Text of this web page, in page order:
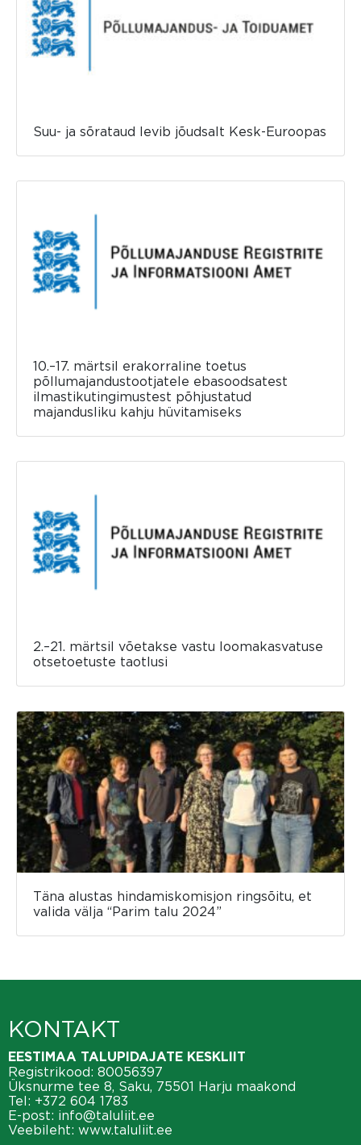
Suu- ja sõrataud levib jõudsalt Kesk-Euroopas
10.–17. märtsil erakorraline toetus
põllumajandustootjatele ebasoodsatest
ilmastikutingimustest põhjustatud
majandusliku kahju hüvitamiseks
2.–21. märtsil võetakse vastu loomakasvatuse
otsetoetuste taotlusi
Täna alustas hindamiskomisjon ringsõitu, et
valida välja “Parim talu 2024”
KONTAKT
EESTIMAA TALUPIDAJATE KESKLIIT
Registrikood: 80056397
Üksnurme tee 8, Saku, 75501 Harju maakond
Tel: +372 604 1783
E-post: info@taluliit.ee
Veebileht: www.taluliit.ee